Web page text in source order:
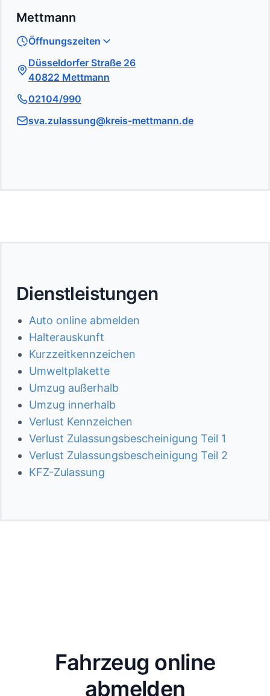
Mettmann
Öffnungszeiten
Düsseldorfer Straße 26
40822 Mettmann
02104/990
sva.zulassung@kreis-mettmann.de
Dienstleistungen
Auto online abmelden
Halterauskunft
Kurzzeitkennzeichen
Umweltplakette
Umzug außerhalb
Umzug innerhalb
Verlust Kennzeichen
Verlust Zulassungsbescheinigung Teil 1
Verlust Zulassungsbescheinigung Teil 2
KFZ-Zulassung
Fahrzeug online
abmelden